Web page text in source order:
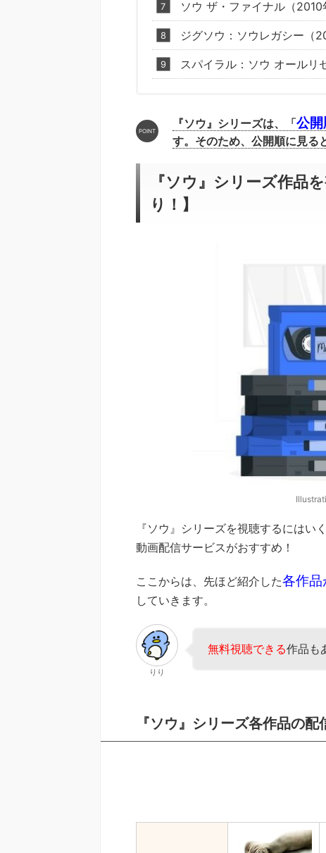
ソウ ザ・ファイナル（2010
ジグソウ：ソウレガシー（
スパイラル：ソウ オールリ
『ソウ』シリーズは、「公開
す。そのため、公開順に見る
『ソウ』シリーズ作品
り！】
『ソウ』シリーズを視聴するにはい
動画配信サービスがおすすめ！
ここからは、先ほど紹介した各作
していきます。
りり
無料視聴できる作品も
『ソウ』シリーズ各作品の配